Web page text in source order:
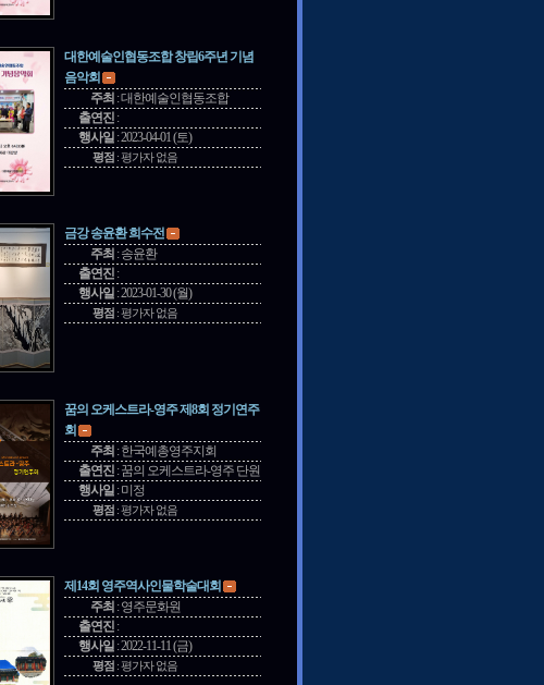
대한예술인협동조합 창립6주년 기념
음악회
주최 :대한예술인협동조합
출연진 :
행사일 :2023-04-01 (토)
평점 :평가자 없음
금강 송윤환 희수전
주최 :송윤환
출연진 :
행사일 :2023-01-30 (월)
평점 :평가자 없음
꿈의 오케스트라-영주 제8회 정기연주
회
주최 :한국예총영주지회
출연진 :꿈의 오케스트라-영주 단원
행사일 :미정
평점 :평가자 없음
제14회 영주역사인물학술대회
주최 :영주문화원
출연진 :
행사일 :2022-11-11 (금)
평점 :평가자 없음